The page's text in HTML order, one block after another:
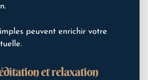
peuvent enrichir votre
et relaxation